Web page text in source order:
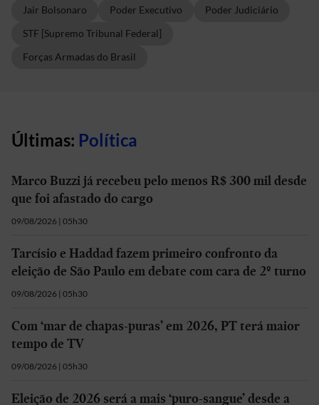
Jair Bolsonaro Poder Executivo
Poder Judiciário
STF [Supremo Tribunal Federal]
Forças Armadas do Brasil
Últimas: Política
Marco Buzzi já recebeu pelo menos R$ 300 mil desde
que foi afastado do cargo
09/08/2026 | 05h30
Tarcísio e Haddad fazem primeiro confronto da
eleição de São Paulo em debate com cara de 2º turno
09/08/2026 | 05h30
Com ‘mar de chapas-puras’ em 2026, PT terá maior
tempo de TV
09/08/2026 | 05h30
Eleição de 2026 será a mais ‘puro-sangue’ desde a